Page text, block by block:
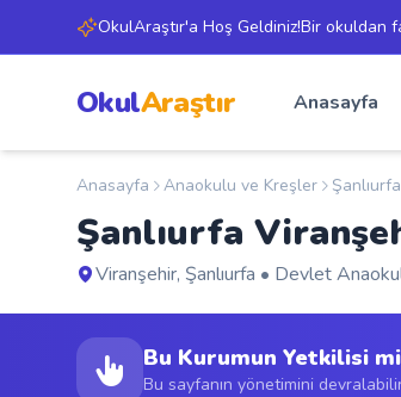
OkulAraştır'a Hoş Geldiniz!Bir okuldan
OkulAraştır Anasayfa
Anasayfa Anaokulu ve Kreşler Şanlıurfa
Şanlıurfa
Viranşehir, Şanlıurfa • Devlet
Bu Kurumun Yetkilisi
Bu sayfanın yönetimini